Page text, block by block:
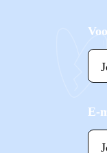
E-